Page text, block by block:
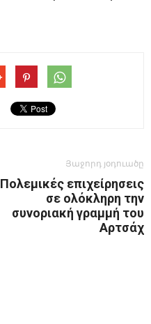
Յաջորդ յօդուածը
Πολεμικές επιχείρησεις
σε ολόκληρη την
συνοριακή γραμμή του
Αρτσάχ